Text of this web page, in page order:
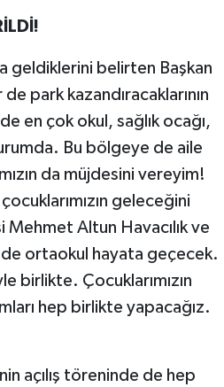
geldiklerini belirten Başkan
park kazandıracaklarının
en çok okul, sağlık ocağı,
Bu bölgeye de aile
da müjdesini vereyim!
geleceğini
Altun Havacılık ve
de ortaokul hayata geçecek.
birlikte. Çocuklarımızın
hep birlikte yapacağız.
açılış töreninde de hep